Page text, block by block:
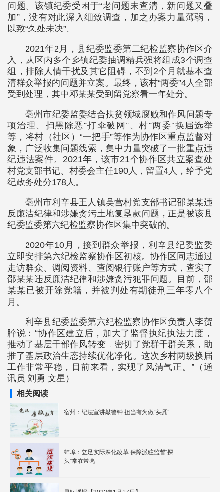
问题。该镇纪委受困于“老问题未查清，新问题又叠
加”，没有对此深入细致调查，加之办案力量薄弱，
以致“久处未决”。
2021年2月，县纪委监委第二纪检监察协作区介
入，从区内多个乡镇纪委抽调精兵强将组成3个调查
组，排除人情干扰及其它阻碍，不到2个月就基本查
清群众举报的问题并立案。最终，该村“两委”4人全部
受到处理，其中邓某某受到留党察看一年处分。
亳州市纪委监委结合扶贫领域腐败和作风问题专
项治理、扫黑除恶“打伞破网”、村“两委”换届选举
等，将村（社区）“一把手”等作为协作区重点监督对
象，广泛收集问题线索，集中力量突破了一批重点违
纪违法案件。2021年，该市21个协作区共立案查处
村党支部书记、村委会主任190人，留置4人，给予党
纪政务处分178人。
亳州市利辛县王人镇吴营村党支部书记邵某某违
反廉洁纪律和涉嫌贪污土地复垦款问题，正是被该县
纪委监委第六纪检监察协作区集中突破的。
2020年10月，接到群众举报，利辛县纪委监委
立即安排第六纪检监察协作区初核。协作区同志通过
走访群众、调阅资料、查阅银行账户等方式，查实了
邵某某违反廉洁纪律和涉嫌贪污犯罪问题。目前，邵
某某已被开除党籍，并被判处有期徒刑三年零八个
月。
利辛县纪委监委第六纪检监察协作区负责人李贺
肸说：“协作区建立后，加大了监督执纪执法力度，
推动了基层干部作风转变，密切了党群干群关系，助
推了基层政治生态持续优化净化。这次乡村两级换届
工作非常平稳，目前来看，实现了风清气正。”（通
讯员 刘勇 文星）
相关阅读
宿州：纪法宣讲敲警钟 担当有为做“头雁”
蚌埠：立足实际深化改革 保障派驻监督“探
头”常在常亮